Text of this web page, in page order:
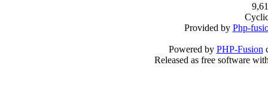
Provided by Php-
Powered by PHP-Fusion
Released as free software